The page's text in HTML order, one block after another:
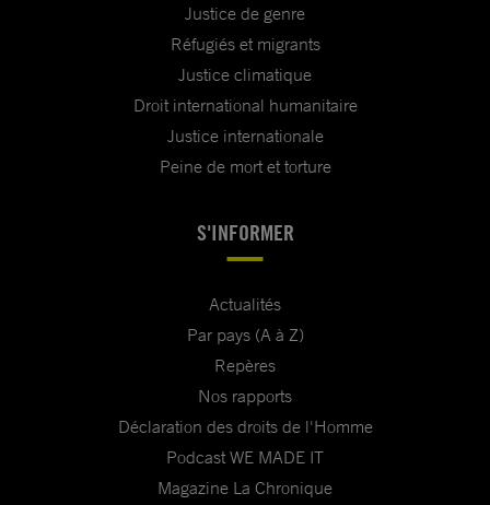
Justice de genre
Réfugiés et migrants
Justice climatique
Droit international humanitaire
Justice internationale
Peine de mort et torture
S'INFORMER
Actualités
Par pays (A à Z)
Repères
Nos rapports
Déclaration des droits de l'Homme
Podcast WE MADE IT
Magazine La Chronique